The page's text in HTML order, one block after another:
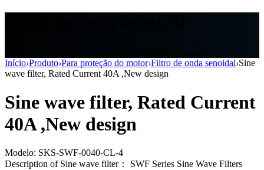
Início›Produto›Para proteção do motor›Filtro de onda senoidal›Sine
wave filter, Rated Current 40A ,New design
Sine wave filter, Rated Current
40A ,New design
Modelo: SKS-SWF-0040-CL-4
Description of Sine wave filter： SWF Series Sine Wave Filters